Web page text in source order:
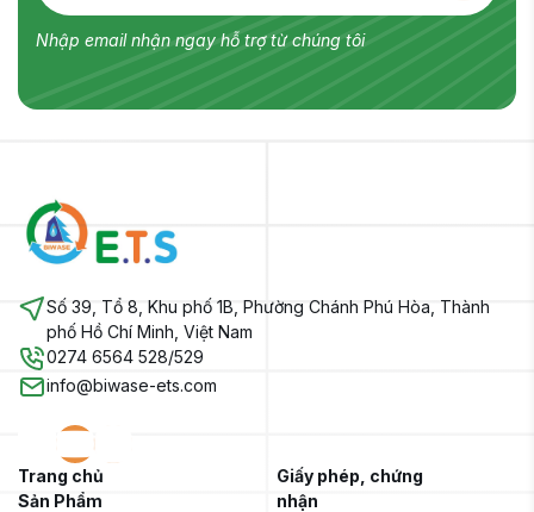
Nhập email nhận ngay hỗ trợ từ chúng tôi
Số 39, Tổ 8, Khu phố 1B, Phường Chánh Phú Hòa, Thành
phố Hồ Chí Minh, Việt Nam
0274 6564 528/529
info@biwase-ets.com
Trang chủ
Sản Phẩm
Giấy phép, chứng
nhận